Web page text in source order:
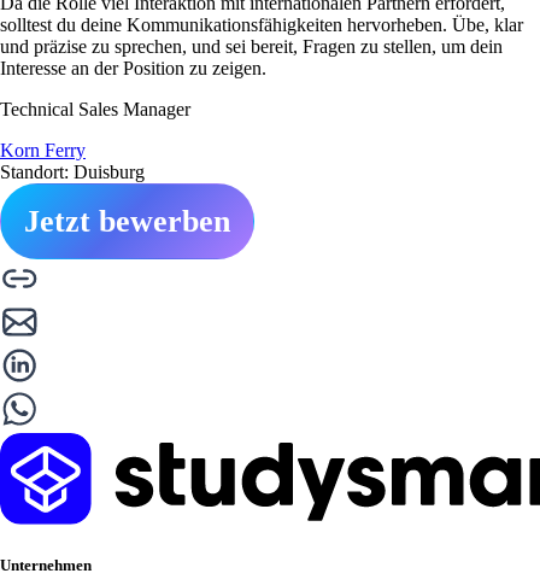
solltest du deine Kommunikationsfähigkeiten hervorheben. Übe, klar
und präzise zu sprechen, und sei bereit, Fragen zu stellen, um dein
Interesse an der Position zu zeigen.
Technical Sales Manager
Korn Ferry
Standort: Duisburg
Jetzt bewerben
Unternehmen